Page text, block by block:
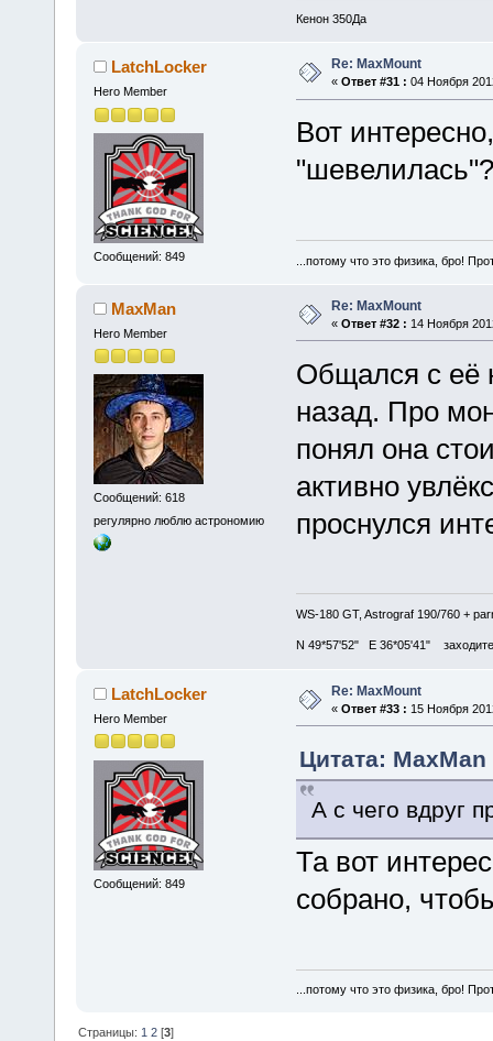
Кенон 350Да
LatchLocker
Hero Member
Сообщений: 849
Re: MaxMount
« Ответ #31 : 04 Ноября
Вот
...потому что это физика, бро!
MaxMan
Hero Member
Сообщений: 618
регулярно люблю астрономию
Re: MaxMount
« Ответ #32 : 14 Ноября
Общался с её
назад. Про
понял она
активно
проснулся
WS-180 GT, Astrograf 190/760 +
N 49*57'52" E 36*05'41"
LatchLocker
Hero Member
Сообщений: 849
Re: MaxMount
« Ответ #33 : 15 Ноября
Цитата:
А с чего вдруг
Та вот
собрано,
...потому что это физика, бро!
Страницы: 1 2 [3]